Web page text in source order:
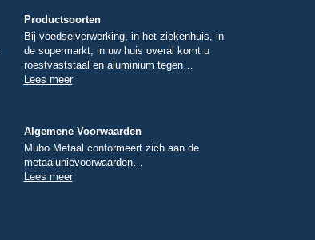
Productsoorten
Bij voedselverwerking, in het ziekenhuis, in
de supermarkt, in uw huis overal komt u
roestvaststaal en aluminium tegen…
Lees meer
Algemene Voorwaarden
Mubo Metaal conformeert zich aan de
metaalunievoorwaarden…
Lees meer